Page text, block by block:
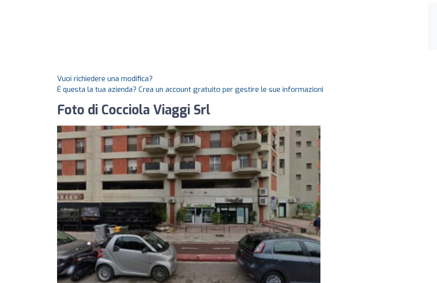
Vuoi richiedere una modifica?
È questa la tua azienda? Crea un account gratuito per gestire le sue informazioni
Foto di Cocciola Viaggi Srl